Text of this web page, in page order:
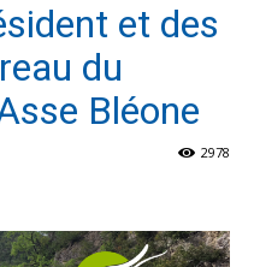
et des
du
Bléone
2978